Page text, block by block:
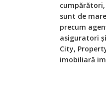
sunt de
precum
asiguratori
City,
imobiliară